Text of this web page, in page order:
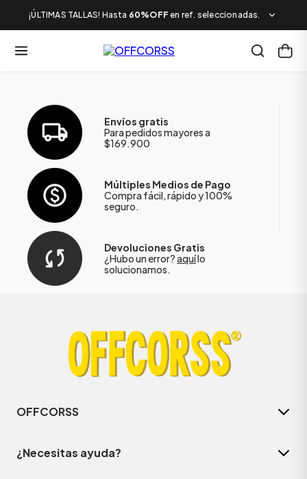
¡ÚLTIMAS TALLAS! Hasta 60%OFF en ref. seleccionadas.
Envíos gratis
Para pedidos mayores a
$169.900
Múltiples Medios de Pago
Compra fácil, rápido y 100%
seguro.
Devoluciones Gratis
¿Hubo un error?aquílo
solucionamos.
OFFCORSS
¿Necesitas ayuda?